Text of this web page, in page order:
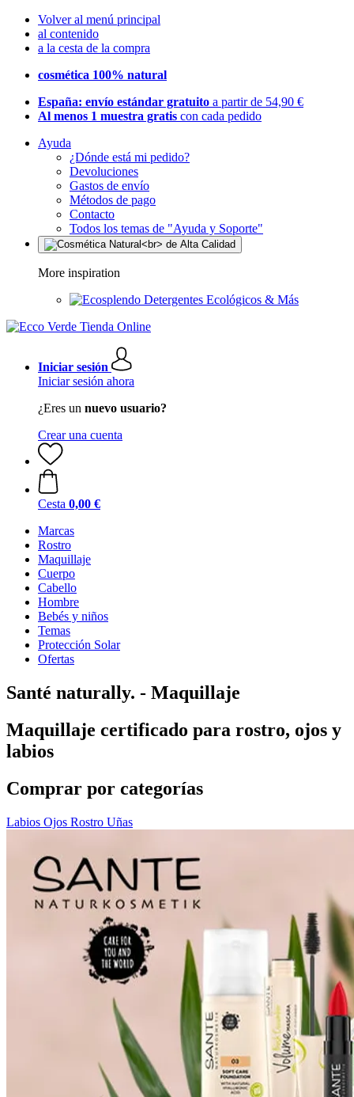
Volver al menú principal
al contenido
a la cesta de la compra
cosmética 100% natural
España: envío estándar gratuito a partir de 54,90 €
Al menos 1 muestra gratis con cada pedido
Ayuda
¿Dónde está mi pedido?
Devoluciones
Gastos de envío
Métodos de pago
Contacto
Todos los temas de "Ayuda y Soporte"
More inspiration
Detergentes Ecológicos & Más
Iniciar sesión
Iniciar sesión ahora
¿Eres un nuevo usuario?
Crear una cuenta
Cesta 0,00 €
Marcas
Rostro
Maquillaje
Cuerpo
Cabello
Hombre
Bebés y niños
Temas
Protección Solar
Ofertas
Santé naturally. - Maquillaje
Maquillaje certificado para rostro, ojos y
labios
Comprar por categorías
Labios Ojos Rostro Uñas